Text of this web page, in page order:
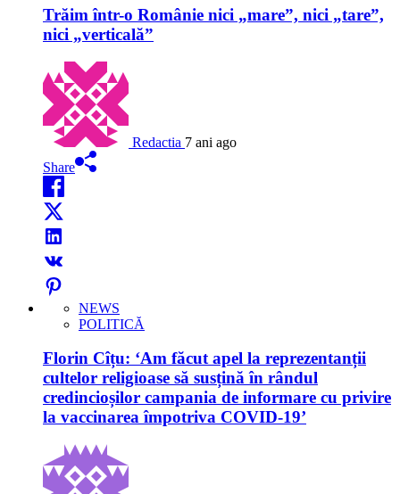
Trăim într-o Românie nici „mare”, nici „tare”,
nici „verticală”
Redactia 7 ani ago
Share
NEWS
POLITICĂ
Florin Cîțu: ‘Am făcut apel la reprezentanții
cultelor religioase să susțină în rândul
credincioșilor campania de informare cu privire
la vaccinarea împotriva COVID-19’